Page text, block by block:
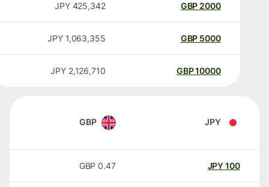
2000
GBP
425,342
JPY
5000
GBP
1,063,355
JPY
10000
GBP
2,126,710
JPY
JPY
GBP
100
JPY
0.47
GBP